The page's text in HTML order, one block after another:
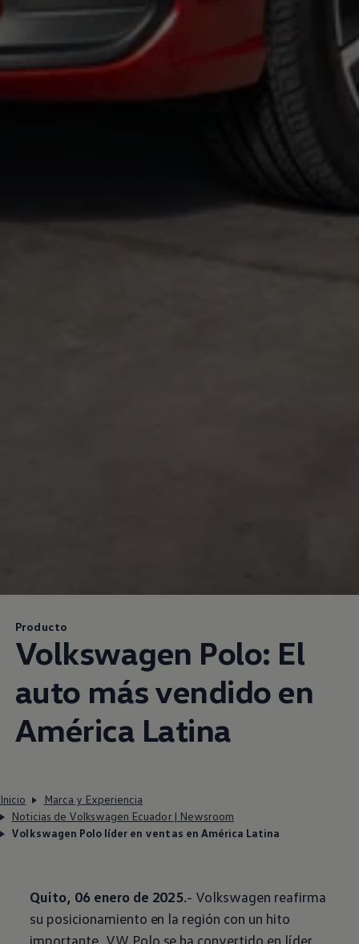
Producto
Volkswagen Polo: El
auto más vendido en
América Latina
Inicio
Marca y Experiencia
Noticias de Volkswagen Ecuador | Newsroom
Volkswagen Polo líder en ventas en América Latina
Quito, 06 enero de 2025.- Volkswagen reafirma
su posicionamiento en la región con un hito
importante, VW Polo se ha convertido en líder